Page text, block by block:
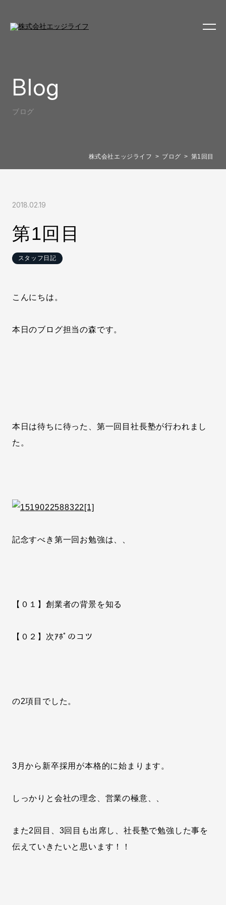
Blog
ブログ
株式会社エッジライフ ブログ 第1回目
2018.02.19
第1回目
スタッフ日記
こんにちは。
本日のブログ担当の森です。
本日は待ちに待った、第一回目社長塾が行われまし
た。
記念すべき第一回お勉強は、、
【０１】創業者の背景を知る
【０２】次ｱﾎﾟのコツ
の2項目でした。
3月から新卒採用が本格的に始まります。
しっかりと会社の理念、営業の極意、、
また2回目、3回目も出席し、社長塾で勉強した事を
伝えていきたいと思います！！